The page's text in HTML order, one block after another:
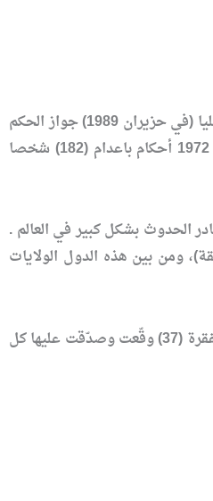
(إلى متى سيقبل العالم هيمنة بلد [= هو الولايات المتحدة] تبلغ نسبة الجريمة فيه أعلى مستوى في العالم، والذي تقرّر فيه المحكمة العليا (في حزيران 1989) جواز الحكم
بالإعدام على الأطفال دون سن السادسة عشرة من العمر، وتنفيذ هذه الأحكام، ويُطبق هذا القانون في (24) ولاية نُفّذ فيها منذ عام 1972 أحكام باعدام (182) شخصا
عن 18 عامًا عند ارتكاب الجريمة – أمرًا نادر الحدوث بشكل كبير في العالم .
ومن بين هذه الدول الولايات
الأغرب من ذلك أنّ هناك اتفاقية أصدرتها الأمم المتحدة اسمها (اتفاقية حقوق الطفل) تمنع تطبيق عقوبة الإعدام على الأحداث تحت الفقرة (37) وقّعت وصدّقت عليها كل